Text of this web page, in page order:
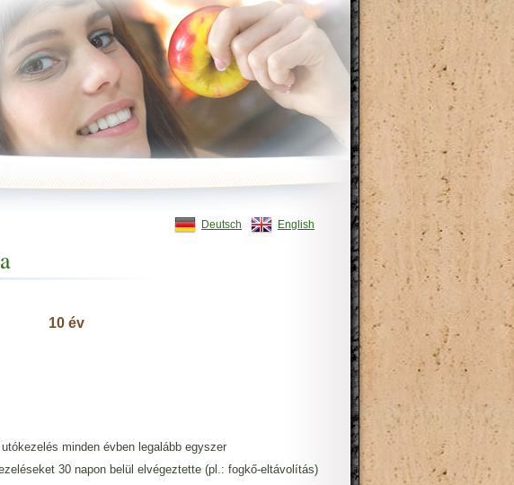
English
Deutsch
10 év
minden évben legalább egyszer
30 napon belül elvégeztette (pl.: fogkő-eltávolítás)